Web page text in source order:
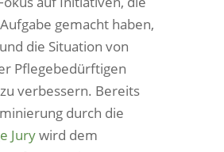
gemacht haben,
die Situation von
Pflegebedürftigen
verbessern. Bereits
durch die
Jurywird dem